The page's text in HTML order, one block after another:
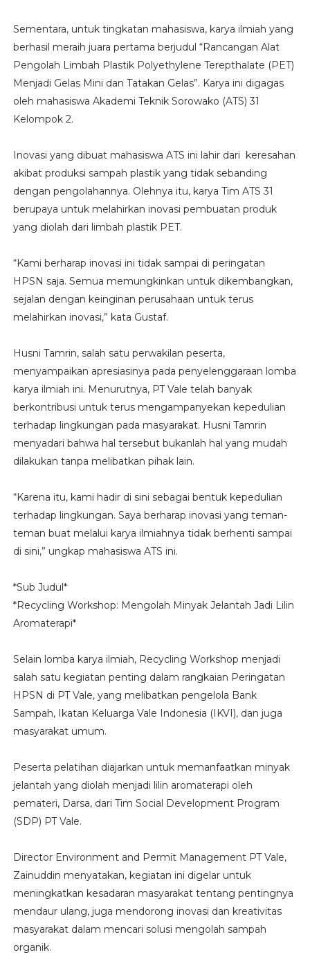
Sementara, untuk tingkatan mahasiswa, karya ilmiah yang
berhasil meraih juara pertama berjudul “Rancangan Alat
Pengolah Limbah Plastik Polyethylene Terepthalate (PET)
Menjadi Gelas Mini dan Tatakan Gelas”. Karya ini digagas
oleh mahasiswa Akademi Teknik Sorowako (ATS) 31
Kelompok 2.
Inovasi yang dibuat mahasiswa ATS ini lahir dari keresahan
akibat produksi sampah plastik yang tidak sebanding
dengan pengolahannya. Olehnya itu, karya Tim ATS 31
berupaya untuk melahirkan inovasi pembuatan produk
yang diolah dari limbah plastik PET.
“Kami berharap inovasi ini tidak sampai di peringatan
HPSN saja. Semua memungkinkan untuk dikembangkan,
sejalan dengan keinginan perusahaan untuk terus
melahirkan inovasi,” kata Gustaf.
Husni Tamrin, salah satu perwakilan peserta,
menyampaikan apresiasinya pada penyelenggaraan lomba
karya ilmiah ini. Menurutnya, PT Vale telah banyak
berkontribusi untuk terus mengampanyekan kepedulian
terhadap lingkungan pada masyarakat. Husni Tamrin
menyadari bahwa hal tersebut bukanlah hal yang mudah
dilakukan tanpa melibatkan pihak lain.
“Karena itu, kami hadir di sini sebagai bentuk kepedulian
terhadap lingkungan. Saya berharap inovasi yang teman-
teman buat melalui karya ilmiahnya tidak berhenti sampai
di sini,” ungkap mahasiswa ATS ini.
*Sub Judul*
*Recycling Workshop: Mengolah Minyak Jelantah Jadi Lilin
Aromaterapi*
Selain lomba karya ilmiah, Recycling Workshop menjadi
salah satu kegiatan penting dalam rangkaian Peringatan
HPSN di PT Vale, yang melibatkan pengelola Bank
Sampah, Ikatan Keluarga Vale Indonesia (IKVI), dan juga
masyarakat umum.
Peserta pelatihan diajarkan untuk memanfaatkan minyak
jelantah yang diolah menjadi lilin aromaterapi oleh
pemateri, Darsa, dari Tim Social Development Program
(SDP) PT Vale.
Director Environment and Permit Management PT Vale,
Zainuddin menyatakan, kegiatan ini digelar untuk
meningkatkan kesadaran masyarakat tentang pentingnya
mendaur ulang, juga mendorong inovasi dan kreativitas
masyarakat dalam mencari solusi mengolah sampah
organik.